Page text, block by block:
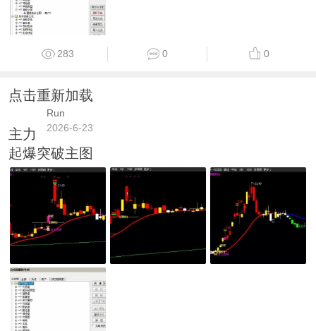
283 0 0
点击重新加载
Run
2026-6-23
主力
起爆突破主图